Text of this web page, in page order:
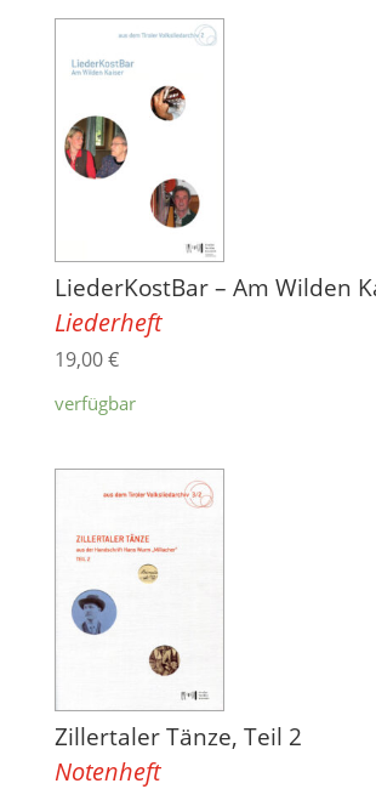
LiederKostBar – Am Wilden
Liederheft
19,00€
verfügbar
Zillertaler Tänze, Teil 2
Notenheft